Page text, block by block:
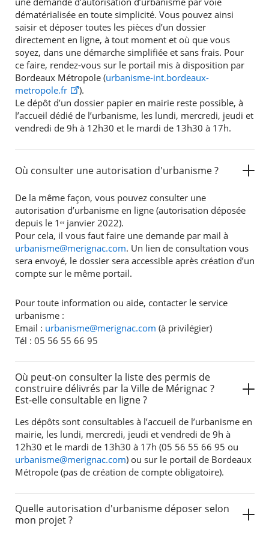
dématérialisée en toute simplicité. Vous pouvez ainsi
saisir et déposer toutes les pièces d’un dossier
directement en ligne, à tout moment et où que vous
soyez, dans une démarche simplifiée et sans frais. Pour
ce faire, rendez-vous sur le portail mis à disposition par
Bordeaux Métropole (urbanisme-int.bordeaux-
metropole.fr
).
Le dépôt d’un dossier papier en mairie reste possible, à
l’accueil dédié de l’urbanisme, les lundi, mercredi, jeudi et
vendredi de 9h à 12h30 et le mardi de 13h30 à 17h.
Où consulter une autorisation d'urbanisme ?
De la même façon, vous pouvez consulter une
autorisation d’urbanisme en ligne (autorisation déposée
depuis le 1ᵉʳ janvier 2022).
Pour cela, il vous faut faire une demande par mail à
urbanisme@merignac.com. Un lien de consultation vous
sera envoyé, le dossier sera accessible après création d’un
compte sur le même portail.
Pour toute information ou aide, contacter le service
urbanisme :
Email : urbanisme@merignac.com (à privilégier)
Tél : 05 56 55 66 95
Où peut-on consulter la liste des permis de
construire délivrés par la Ville de Mérignac ?
Est-elle consultable en ligne ?
Les dépôts sont consultables à l’accueil de l’urbanisme en
mairie, les lundi, mercredi, jeudi et vendredi de 9h à
12h30 et le mardi de 13h30 à 17h (05 56 55 66 95 ou
urbanisme@merignac.com) ou sur le portail de Bordeaux
Métropole (pas de création de compte obligatoire).
Quelle autorisation d'urbanisme déposer selon
mon projet ?